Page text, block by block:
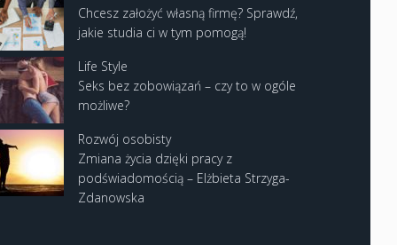
Chcesz założyć własną firmę? Sprawdź,
jakie studia ci w tym pomogą!
Life Style
Seks bez zobowiązań – czy to w ogóle
możliwe?
Rozwój osobisty
Zmiana życia dzięki pracy z
podświadomością – Elżbieta Strzyga-
Zdanowska